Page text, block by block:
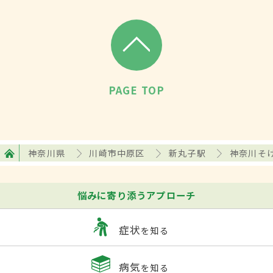
PAGE TOP
神奈川県 川崎市中原区 新丸子駅 神奈川そ
悩みに寄り添うアプローチ
症状を知る
病気を知る